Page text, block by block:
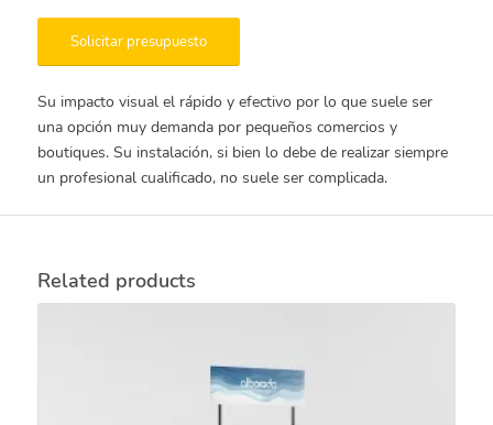
Solicitar presupuesto
Su impacto visual el rápido y efectivo por lo que suele ser
una opción muy demanda por pequeños comercios y
boutiques. Su instalación, si bien lo debe de realizar siempre
un profesional cualificado, no suele ser complicada.
Related products